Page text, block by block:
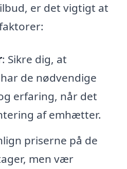
er det vigtigt at
: Sikre dig, at
de nødvendige
erfaring, når det
af emhætter.
priserne på de
men vær